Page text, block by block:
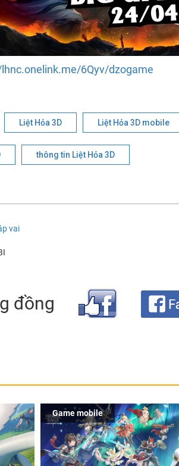
6Qyv/dzogame
Liệt Hỏa 3D Liệt Hỏa 3D mobile
thông tin Liệt Hỏa 3D
vai
đồng
Game mobile